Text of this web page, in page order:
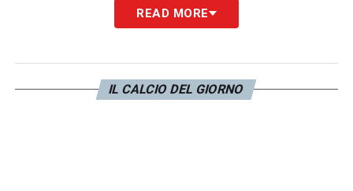
READ MORE
IL CALCIO DEL GIORNO